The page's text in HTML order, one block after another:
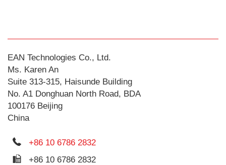
EAN Technologies Co., Ltd.
Ms. Karen An
Suite 313-315, Haisunde Building
No. A1 Donghuan North Road, BDA
100176 Beijing
China
+86 10 6786 2832
+86 10 6786 2832